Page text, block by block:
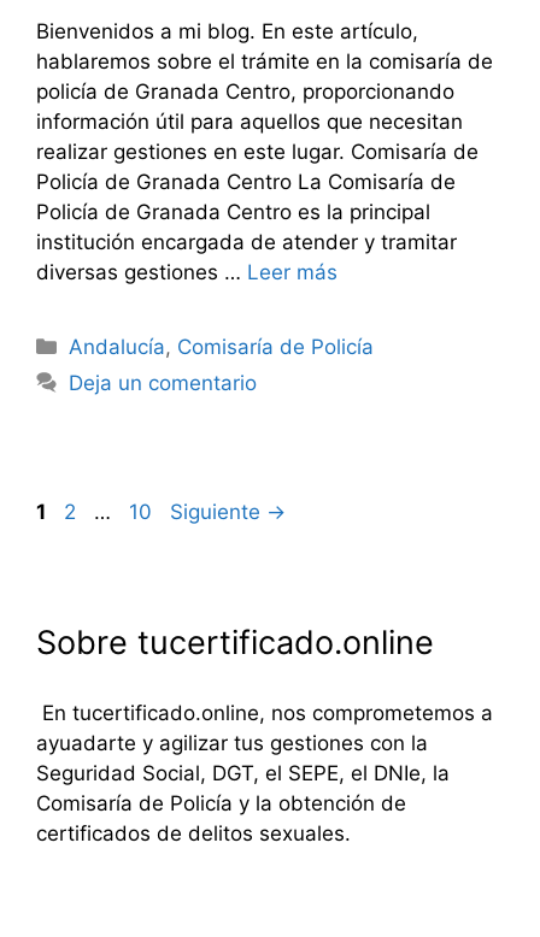
Bienvenidos a mi blog. En este artículo,
hablaremos sobre el trámite en la comisaría de
policía de Granada Centro, proporcionando
información útil para aquellos que necesitan
realizar gestiones en este lugar. Comisaría de
Policía de Granada Centro La Comisaría de
Policía de Granada Centro es la principal
institución encargada de atender y tramitar
diversas gestiones … Leer más
Categorías
Andalucía, Comisaría de Policía
Deja un comentario
Navegación
Página
1 Página
2 … Página
10 Siguiente →
Sobre tucertificado.online
En tucertificado.online, nos comprometemos a
ayuadarte y agilizar tus gestiones con la
Seguridad Social, DGT, el SEPE, el DNIe, la
Comisaría de Policía y la obtención de
certificados de delitos sexuales.